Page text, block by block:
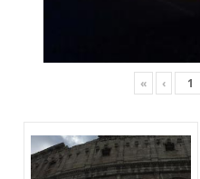
« ‹